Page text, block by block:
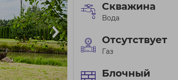
Скважина
Вода
Отсутствует
Газ
Блочный